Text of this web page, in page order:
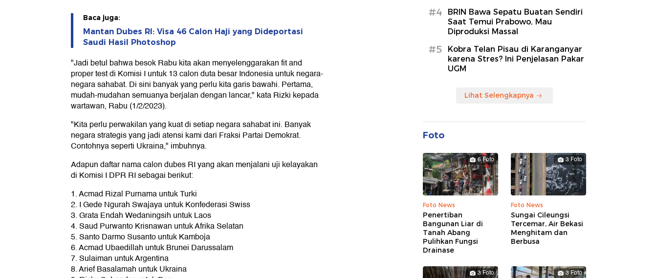
Baca juga:
Mantan Dubes RI: Visa 46 Calon Haji yang Dideportasi
Saudi Hasil Photoshop
"Jadi betul bahwa besok Rabu kita akan menyelenggarakan fit and
proper test di Komisi I untuk 13 calon duta besar Indonesia untuk negara-
negara sahabat. Di sini banyak yang perlu kita garis bawahi. Pertama,
mudah-mudahan semuanya berjalan dengan lancar," kata Rizki kepada
wartawan, Rabu (1/2/2023).
"Kita perlu perwakilan yang kuat di setiap negara sahabat ini. Banyak
negara strategis yang jadi atensi kami dari Fraksi Partai Demokrat.
Contohnya seperti Ukraina," imbuhnya.
Adapun daftar nama calon dubes RI yang akan menjalani uji kelayakan
di Komisi I DPR RI sebagai berikut:
1. Acmad Rizal Purnama untuk Turki
2. I Gede Ngurah Swajaya untuk Konfederasi Swiss
3. Grata Endah Wedaningsih untuk Laos
4. Saud Purwanto Krisnawan untuk Afrika Selatan
5. Santo Darmo Susanto untuk Kamboja
6. Acmad Ubaedillah untuk Brunei Darussalam
7. Sulaiman untuk Argentina
8. Arief Basalamah untuk Ukraina
#4
BRIN Bawa Sepatu Buatan Sendiri
Saat Temui Prabowo, Mau
Diproduksi Massal
#5
Kobra Telan Pisau di Karanganyar
karena Stres? Ini Penjelasan Pakar
UGM
Lihat Selengkapnya
Foto
6 Foto
Foto News
Penertiban
Bangunan Liar di
Tanah Abang
Pulihkan Fungsi
Drainase
3 Foto
Foto News
Sungai Cileungsi
Tercemar, Air Bekasi
Menghitam dan
Berbusa
3 Foto 3 Foto